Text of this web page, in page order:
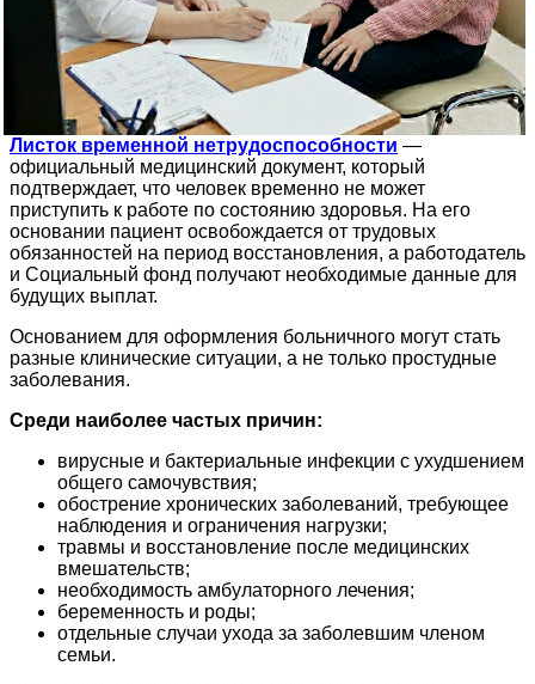
Листок временной нетрудоспособности —
официальный медицинский документ, который
подтверждает, что человек временно не может
приступить к работе по состоянию здоровья. На его
основании пациент освобождается от трудовых
обязанностей на период восстановления, а работодатель
и Социальный фонд получают необходимые данные для
будущих выплат.
Основанием для оформления больничного могут стать
разные клинические ситуации, а не только простудные
заболевания.
Среди наиболее частых причин:
вирусные и бактериальные инфекции с ухудшением
общего самочувствия;
обострение хронических заболеваний, требующее
наблюдения и ограничения нагрузки;
травмы и восстановление после медицинских
вмешательств;
необходимость амбулаторного лечения;
беременность и роды;
отдельные случаи ухода за заболевшим членом
семьи.